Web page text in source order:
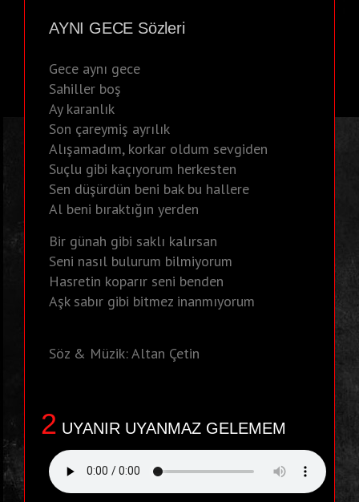
AYNI GECE Sözleri
Gece aynı gece
Sahiller boş
Ay karanlık
Son çareymiş ayrılık
Alışamadım, korkar oldum sevgiden
Suçlu gibi kaçıyorum herkesten
Sen düşürdün beni bak bu hallere
Al beni bıraktığın yerden
Bir günah gibi saklı kalırsan
Seni nasıl bulurum bilmiyorum
Hasretin koparır seni benden
Aşk sabır gibi bitmez inanmıyorum
Söz & Müzik: Altan Çetin
2 UYANIR UYANMAZ GELEMEM